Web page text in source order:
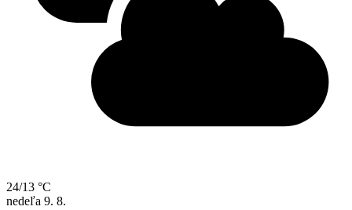
24/13 °C
nedeľa 9. 8.